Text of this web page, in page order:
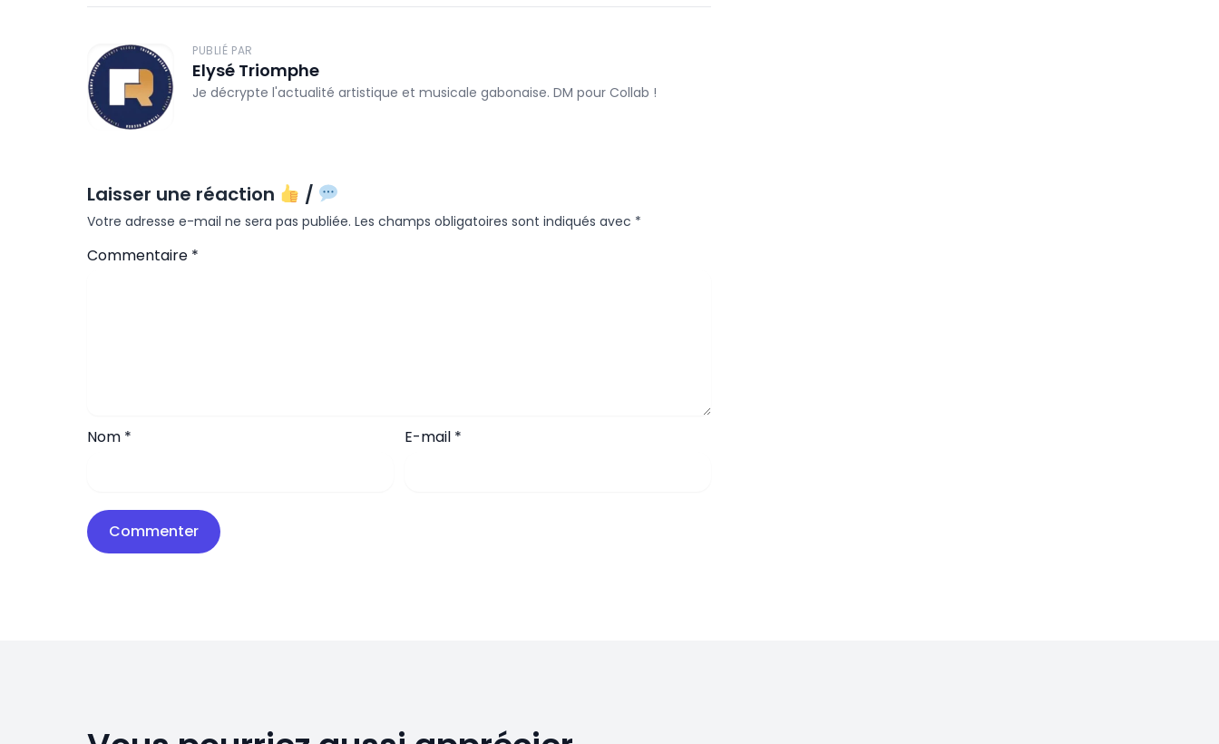
PUBLIÉ PAR
Elysé Triomphe
Je décrypte l'actualité artistique et musicale gabonaise. DM pour Collab !
Laisser une réaction /
Votre adresse e-mail ne sera pas publiée. Les champs obligatoires sont indiqués avec *
Commentaire *
Nom * E-mail *